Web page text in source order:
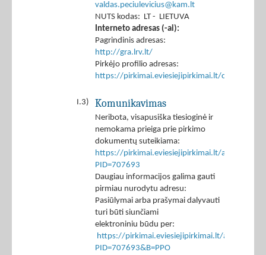
valdas.peciulevicius@kam.lt
NUTS kodas: LT - LIETUVA
Interneto adresas (-ai):
Pagrindinis adresas:
http://gra.lrv.lt/
Pirkėjo profilio adresas:
https://pirkimai.eviesiejipirkimai.lt/ctm/
I.3) Komunikavimas
Neribota, visapusiška tiesioginė ir
nemokama prieiga prie pirkimo
dokumentų suteikiama:
https://pirkimai.eviesiejipirkimai.lt/app/rfq/
PID=707693
Daugiau informacijos galima gauti
pirmiau nurodytu adresu:
Pasiūlymai arba prašymai dalyvauti
turi būti siunčiami
elektroniniu būdu per:
https://pirkimai.eviesiejipirkimai.lt/app/rfq/
PID=707693&B=PPO